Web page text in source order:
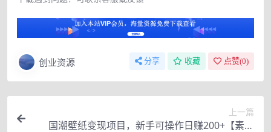
创业资源 分享 收藏 点赞(0)
上一篇
国潮壁纸变现项目，新手可操作日赚200+【素材